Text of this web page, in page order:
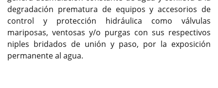
degradación prematura de equipos y accesorios de
control y protección hidráulica como válvulas
mariposas, ventosas y/o purgas con sus respectivos
niples bridados de unión y paso, por la exposición
permanente al agua.